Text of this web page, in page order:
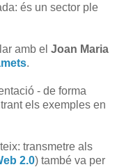
és un sector ple
amb el Joan Maria
.
- de forma
els exemples en
transmetre als
2.0) també va per